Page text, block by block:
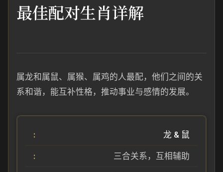
最佳配对生肖详解
属龙和属鼠、属猴、属鸡的人最配，他们之间的关
系和谐，能互补性格，推动事业与感情的发展。
龙 & 鼠
三合关系，互相辅助